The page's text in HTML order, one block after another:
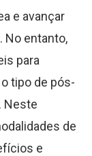
e avançar
No entanto,
para
tipo de pós-
Neste
de
e